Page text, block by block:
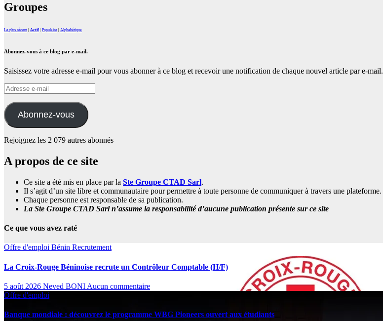
Groupes
Le plus récent Actif Populaire Alphabétique
Abonnez-vous à ce blog par e-mail.
Saisissez votre adresse e-mail pour vous abonner à ce blog et recevoir une notification de chaque nouvel article par e-mail.
Adresse
e-
mail
Abonnez-vous
Rejoignez les 2 079 autres abonnés
A propos de ce site
Ce site a été mis en place par la Ste Groupe CTAD Sarl.
Il s’agit d’un site libre et communautaire pour permettre à toute personne de communiquer à travers une plateforme.
Chaque personne est responsable de sa publication.
La Ste Groupe CTAD Sarl n’assume la responsabilité d’aucune publication présente sur ce site
Ce que vous avez raté
Offre d'emploi Bénin Recrutement
La Croix-Rouge Béninoise recrute un Contrôleur Comptable (H/F)
5 août 2026 Neved BONI Aucun commentaire
Offre d'emploi
Banque mondiale : découvrez le programme WBG Pioneers ouvert aux étudiants